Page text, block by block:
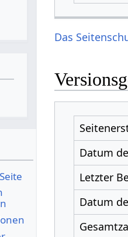
Das
Datum
Letzter
Datum